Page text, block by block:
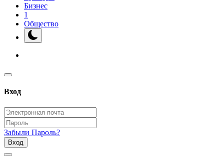
Бизнес
1
Общество
Вход
Забыли Пароль?
Вход